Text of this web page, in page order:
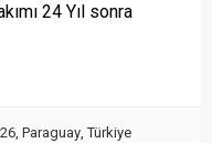
24 Yıl sonra
, Paraguay,Türkiye